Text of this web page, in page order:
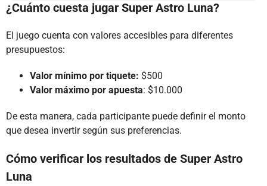
¿Cuánto cuesta jugar Super Astro Luna?
El juego cuenta con valores accesibles para diferentes
presupuestos:
Valor mínimo por tiquete: $500
Valor máximo por apuesta: $10.000
De esta manera, cada participante puede definir el monto
que desea invertir según sus preferencias.
Cómo verificar los resultados de Super Astro
Luna